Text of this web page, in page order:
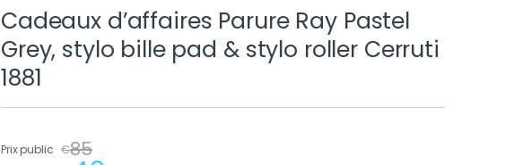
Cadeaux d’affaires Parure Ray Pastel
Grey, stylo bille pad & stylo roller Cerruti
1881
Prix public €85